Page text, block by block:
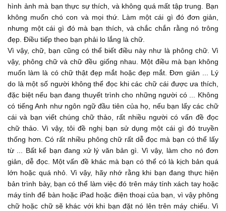
"Too many pictures. Can't understand." Our brains just
cannot comprehend all those pictures, especially
...
when you're having the slide up for a short period of time.
Don't make it like a photo
...
02:08
album. Don't put millions and seven pictures, and... Keep it
simple. Put a single image
...
02:14
on each slide. Try and pick images that you actually like, and
not too distracting. You
...
02:22
don't want puppy dogs and things. Make something simple,
but something that you like, and make
hình ảnh mà bạn thực sự thích, và không quá mất tập trung. Bạn
không muốn chó con và mọi thứ. Làm một cái gì đó đơn giản,
nhưng một cái gì đó mà bạn thích, và chắc chắn rằng nó trông
đẹp. Điều tiếp theo bạn phải lo lắng là chữ.
Vì vậy, chữ, bạn cũng có thể biết điều này như là phông chữ. Vì
vậy, phông chữ và chữ đều giống nhau. Một điều mà bạn không
muốn làm là có chữ thật đẹp mắt hoặc đẹp mắt. Đơn giản ... Lý
do là một số người không thể đọc khi các chữ cái được ưa thích,
đặc biệt nếu bạn đang thuyết trình cho những người có ... Không
có tiếng Anh như ngôn ngữ đầu tiên của họ, nếu bạn lấy các chữ
cái và bạn viết chúng chữ thảo, rất nhiều người có vấn đề đọc
chữ thảo. Vì vậy, tôi đề nghị bạn sử dụng một cái gì đó truyền
thống hơn. Có rất nhiều phông chữ rất dễ đọc mà bạn có thể lấy
từ ... Bất kể bạn đang xử lý văn bản gì. Vì vậy, làm cho nó đơn
giản, dễ đọc. Một vấn đề khác mà bạn có thể có là kịch bản quá
lớn hoặc quá nhỏ. Vì vậy, hãy nhớ rằng khi bạn đang thực hiện
bản trình bày, bạn có thể làm việc đó trên máy tính xách tay hoặc
máy tính để bàn hoặc iPad hoặc điện thoại của bạn, vì vậy phông
chữ hoặc chữ sẽ khác với khi bạn đặt nó lên trên máy chiếu. Vì